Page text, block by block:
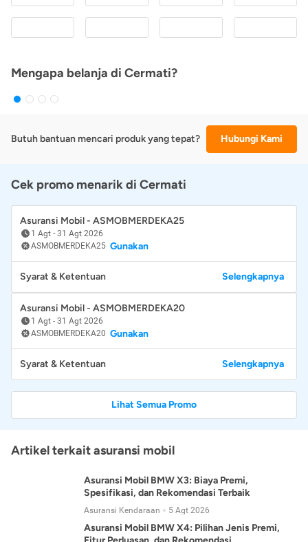
Mengapa belanja di Cermati?
Butuh bantuan mencari produk yang tepat? Hubungi Kami
Cek promo menarik di Cermati
Asuransi Mobil - ASMOBMERDEKA25
1 Agt - 31 Agt 2026
ASMOBMERDEKA25 Gunakan
Syarat & Ketentuan Selengkapnya
Asuransi Mobil - ASMOBMERDEKA20
1 Agt - 31 Agt 2026
ASMOBMERDEKA20 Gunakan
Syarat & Ketentuan Selengkapnya
Lihat Semua Promo
Artikel terkait asuransi mobil
Asuransi Mobil BMW X3: Biaya Premi,
Spesifikasi, dan Rekomendasi Terbaik
Asuransi Kendaraan 5 Agt 2026
Asuransi Mobil BMW X4: Pilihan Jenis Premi,